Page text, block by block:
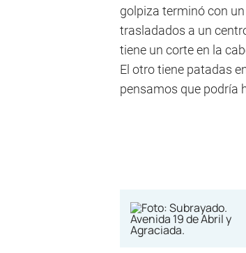
golpiza terminó con
trasladados a un
tiene un corte en la
El otro tiene patadas
pensamos que podría